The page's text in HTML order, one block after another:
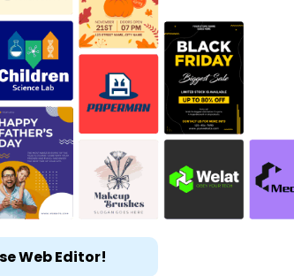
Web Editor!